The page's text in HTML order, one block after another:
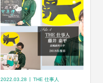
2022.03.28 THE 仕事人